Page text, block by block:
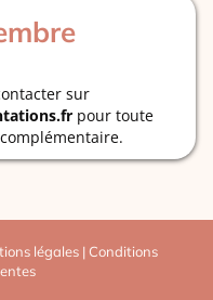
sur
pour toute
légales | Conditions